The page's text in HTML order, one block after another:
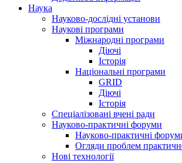
Наука
Науково-дослідні установи
Наукові програми
Міжнародні програми
Діючі
Історія
Національні програми
GRID
Діючі
Історія
Спеціалізовані вчені ради
Науково-практичні форуми
Науково-практичні
Огляди проблем
Нові технології